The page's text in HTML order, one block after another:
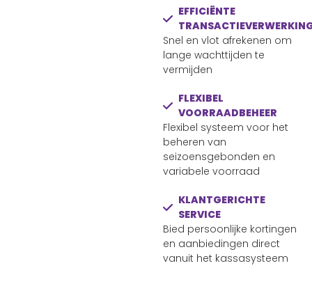
EFFICIËNTE
Snel en vlot afrekenen om
lange wachttijden te
vermijden
FLEXIBEL
VOORRAADBEHEER
Flexibel systeem voor het
beheren van
seizoensgebonden en
variabele voorraad
KLANTGERICHTE
SERVICE
Bied persoonlijke kortingen
en aanbiedingen direct
vanuit het kassasysteem